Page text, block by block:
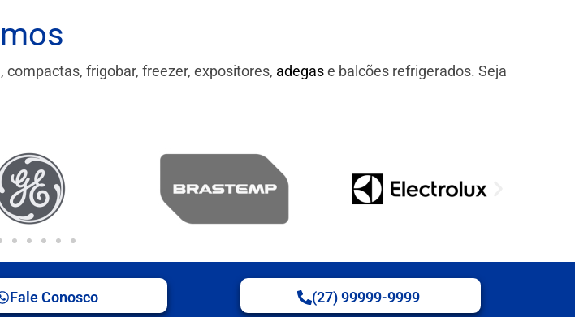
frigobar, freezer, expositores, adegase balcões refrigerados. Seja
Fale Conosco (27) 99999-9999